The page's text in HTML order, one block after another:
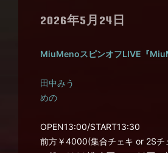
2026年5月24日
MiuMenoスピンオフLIVE『
田中みう
めの
OPEN13:00/START13:30
前方￥4000(集合チェキ or 2Sチ